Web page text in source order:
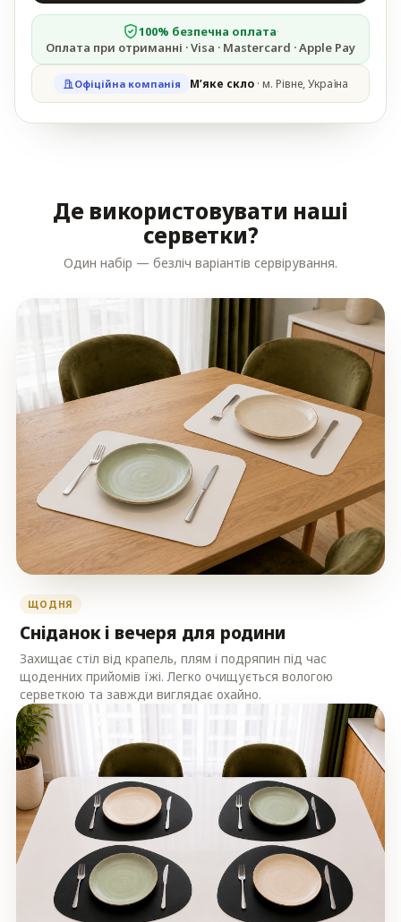
100% безпечна оплата·
Оплата при отриманні · Visa · Mastercard · Apple Pay
Офіційна компанія М’яке скло· м. Рівне, Україна
Де використовувати наші
серветки?
Один набір — безліч варіантів сервірування.
ЩОДНЯ
Сніданок і вечеря для родини
Захищає стіл від крапель, плям і подряпин під час
щоденних прийомів їжі. Легко очищується вологою
серветкою та завжди виглядає охайно.